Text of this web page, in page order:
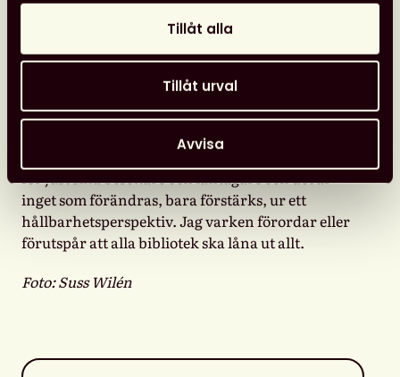
Tillåt alla
Tillåt urval
Avvisa
resonemang i hur biblioteken gör så mycket bra
redan som de gör och kanske inte måste slå knut
på sig för att förnya sig. Det kan ju också vara
intressant för er i branschen att höra!
Vad är det viktigaste du vill att deltagarna ska ta
med sig efter att ha lyssnat på dig?
– Biblioteket handlar fortsatt om att vara relevant
för just sina besökare och låntagare och det är
inget som förändras, bara förstärks, ur ett
hållbarhetsperspektiv. Jag varken förordar eller
förutspår att alla bibliotek ska låna ut allt.
Foto: Suss Wilén